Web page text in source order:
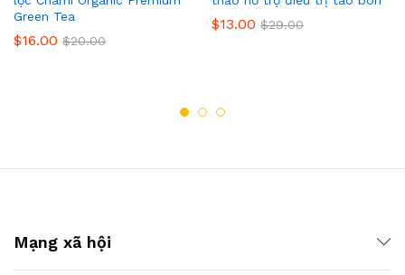
Green Tea
$16.00 $20.00
$13.00 $29.00
Mạng xã hội